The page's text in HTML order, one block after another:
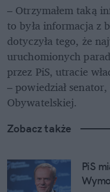
– Otrzymałem taką
to była informacja z
dotyczyła tego, że
uruchomionych
przez PiS, utracie
– powiedział
Obywatelskiej.
Zobacz także
PiS